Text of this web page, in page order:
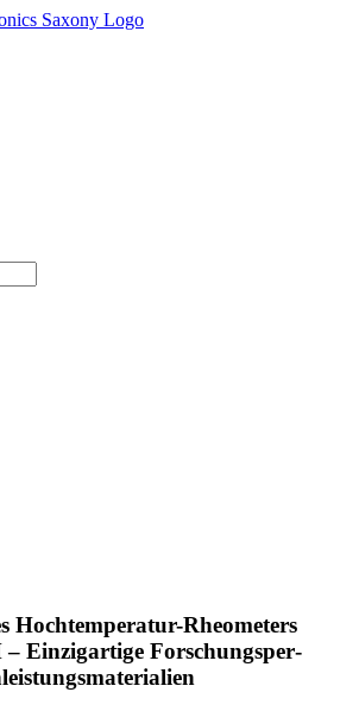
Hochtemperatur-Rheometers
Einzigartige Forschungsper­